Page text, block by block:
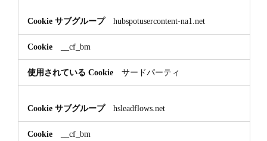
hubspotusercontent-na1.net
__cf_bm
サードパーティ
hsleadflows.net
__cf_bm